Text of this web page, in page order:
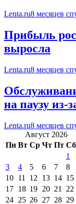
Lenta.ru8 месяцев
Прибыль
выросла
Lenta.ru8 месяцев
на паузу из-
Lenta.ru8 месяцев
Август 2026
Пн Вт Ср Чт Пт Сб
1
3
4 5 6 7 8
10 11 12 13 14 15
17 18 19 20 21 22
24 25 26 27 28 29